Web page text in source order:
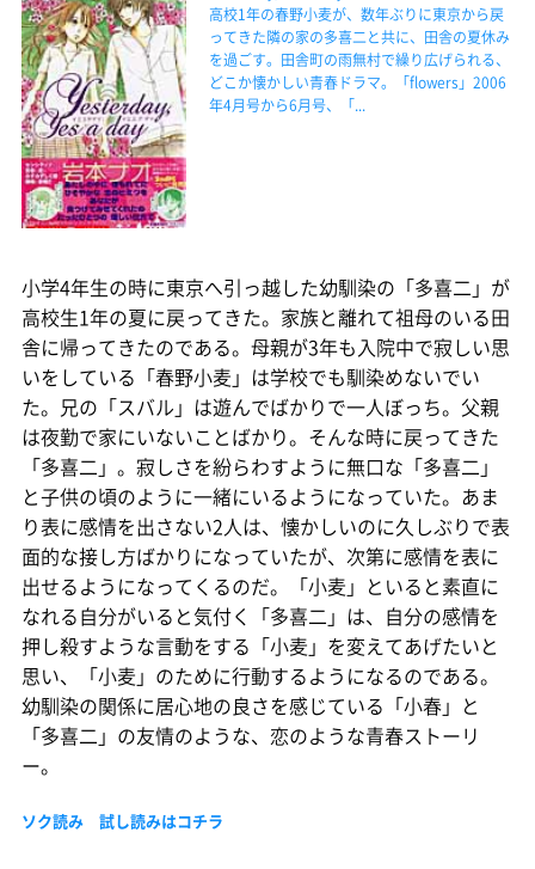
高校1年の春野小麦が、数年ぶりに東京から戻
ってきた隣の家の多喜二と共に、田舎の夏休み
を過ごす。田舎町の雨無村で繰り広げられる、
どこか懐かしい青春ドラマ。「flowers」2006
年4月号から6月号、「...
小学4年生の時に東京へ引っ越した幼馴染の「多喜二」が
高校生1年の夏に戻ってきた。家族と離れて祖母のいる田
舎に帰ってきたのである。母親が3年も入院中で寂しい思
いをしている「春野小麦」は学校でも馴染めないでい
た。兄の「スバル」は遊んでばかりで一人ぼっち。父親
は夜勤で家にいないことばかり。そんな時に戻ってきた
「多喜二」。寂しさを紛らわすように無口な「多喜二」
と子供の頃のように一緒にいるようになっていた。あま
り表に感情を出さない2人は、懐かしいのに久しぶりで表
面的な接し方ばかりになっていたが、次第に感情を表に
出せるようになってくるのだ。「小麦」といると素直に
なれる自分がいると気付く「多喜二」は、自分の感情を
押し殺すような言動をする「小麦」を変えてあげたいと
思い、「小麦」のために行動するようになるのである。
幼馴染の関係に居心地の良さを感じている「小春」と
「多喜二」の友情のような、恋のような青春ストーリ
ー。
ソク読み 試し読みはコチラ